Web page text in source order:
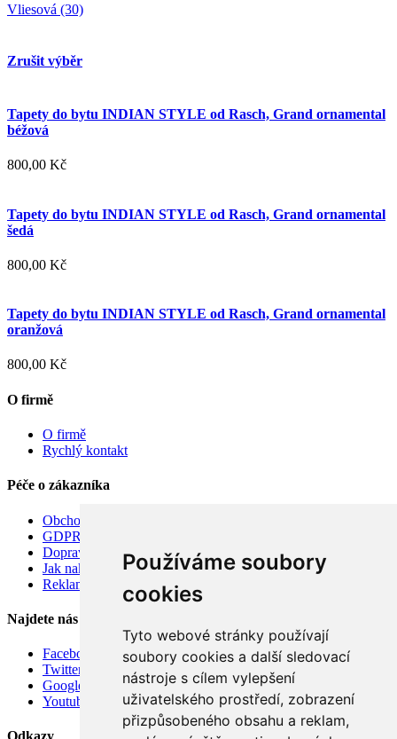
Používáme soubory
cookies
Tyto webové stránky používají
soubory cookies a další sledovací
nástroje s cílem vylepšení
uživatelského prostředí, zobrazení
přizpůsobeného obsahu a reklam,
Vliesová (30)
Zrušit výběr
Tapety do bytu INDIAN STYLE od Rasch, Grand ornamental
béžová
800,00 Kč
Tapety do bytu INDIAN STYLE od Rasch, Grand ornamental
šedá
800,00 Kč
Tapety do bytu INDIAN STYLE od Rasch, Grand ornamental
oranžová
800,00 Kč
O firmě
O firmě
Rychlý kontakt
Péče o zákazníka
Obchodní podmínky
GDPR
Doprava
Jak nakupovat
Reklamace
Najdete nás
Facebook
Twitter
Google
Youtube